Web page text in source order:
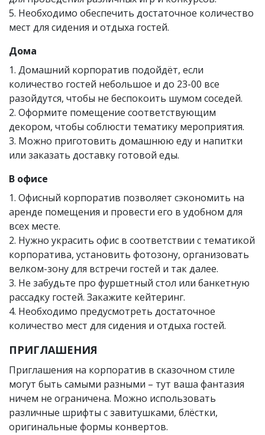
5. Необходимо обеспечить достаточное количество
мест для сидения и отдыха гостей.
Дома
1. Домашний корпоратив подойдёт, если
количество гостей небольшое и до 23-00 все
разойдутся, чтобы не беспокоить шумом соседей.
2. Оформите помещение соответствующим
декором, чтобы соблюсти тематику мероприятия.
3. Можно приготовить домашнюю еду и напитки
или заказать доставку готовой еды.
В офисе
1. Офисный корпоратив позволяет сэкономить на
аренде помещения и провести его в удобном для
всех месте.
2. Нужно украсить офис в соответствии с тематикой
корпоратива, установить фотозону, организовать
велком-зону для встречи гостей и так далее.
3. Не забудьте про фуршетный стол или банкетную
рассадку гостей. Закажите кейтеринг.
4. Необходимо предусмотреть достаточное
количество мест для сидения и отдыха гостей.
ПРИГЛАШЕНИЯ
Приглашения на корпоратив в сказочном стиле
могут быть самыми разными – тут ваша фантазия
ничем не ограничена. Можно использовать
различные шрифты с завитушками, блёстки,
оригинальные формы конвертов.